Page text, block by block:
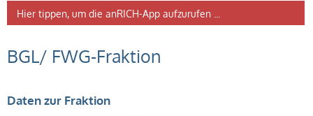
Hier tippen, um die anRICH-App aufzurufen ...
BGL/ FWG-Fraktion
Daten zur Fraktion